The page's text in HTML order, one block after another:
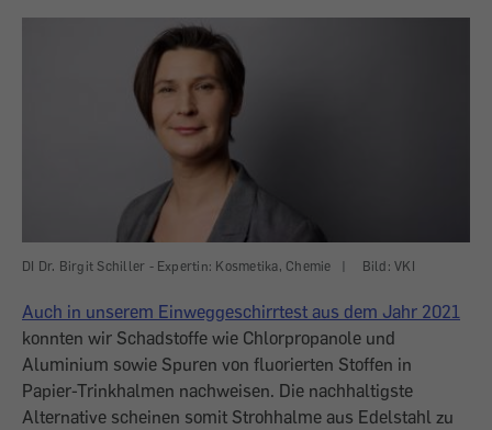
DI Dr. Birgit Schiller - Expertin: Kosmetika, Chemie | Bild: VKI
Auch in unserem Einweg­geschirrtest aus dem Jahr 2021
konnten wir Schadstoffe wie Chlorpropanole und
Aluminium sowie Spuren von fluorierten Stoffen in
Papier-Trinkhalmen nachweisen. Die nachhaltigste
Alternative scheinen somit Strohhalme aus Edelstahl zu